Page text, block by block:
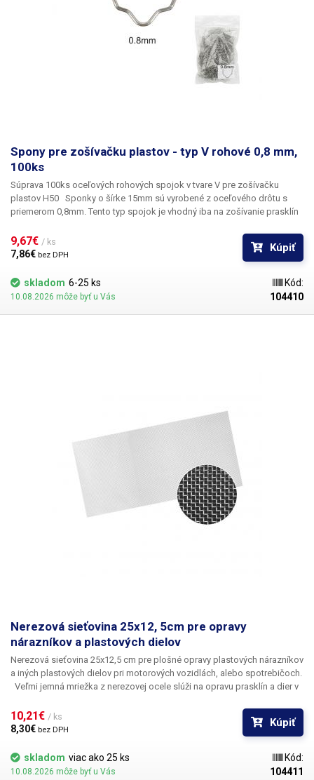
Spony pre zošívačku plastov - typ V rohové 0,8 mm,
100ks
Súprava 100ks oceľových rohových spojok v tvare V pre zošívačku
plastov H50 Sponky o šírke 15mm sú vyrobené z oceľového drôtu s
priemerom 0,8mm. Tento typ spojok je vhodný iba na zošívanie prasklín
9,67€ / ks
7,86€ bez DPH
Kúpiť
skladom 6-25 ks
10.08.2026 môže byť u Vás
Kód:
104410
Nerezová sieťovina 25x12, 5cm pre opravy
nárazníkov a plastových dielov
Nerezová sieťovina 25x12,5 cm pre plošné opravy plastových nárazníkov
a iných plastových dielov pri motorových vozidlách, alebo spotrebičoch.
Veľmi jemná mriežka z nerezovej ocele slúži na opravu prasklín a dier v
následne "prežehliť" spájkou s plochým hrotom či špeciálnou žehličkou
na opravu plastov, alebo horúcim nožom. Mriežka sa po nahriatí zataví
do plastu, na ktorom je položená a tým dôjde k opraveniu a spevneniu
poničenej časti plastového dielu. Mriežku je možné strihať nožnicami na
plech alebo pomocou štiepacích klieští. Sieťovina je vyrobená z
10,21€ / ks
8,30€ bez DPH
Kúpiť
skladom viac ako 25 ks
10.08.2026 môže byť u Vás
Kód:
104411